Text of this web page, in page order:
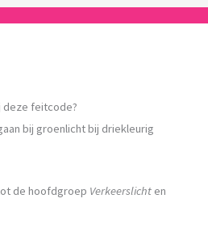
deze feitcode?
bij groenlicht bij driekleurig
de hoofdgroep Verkeerslicht en